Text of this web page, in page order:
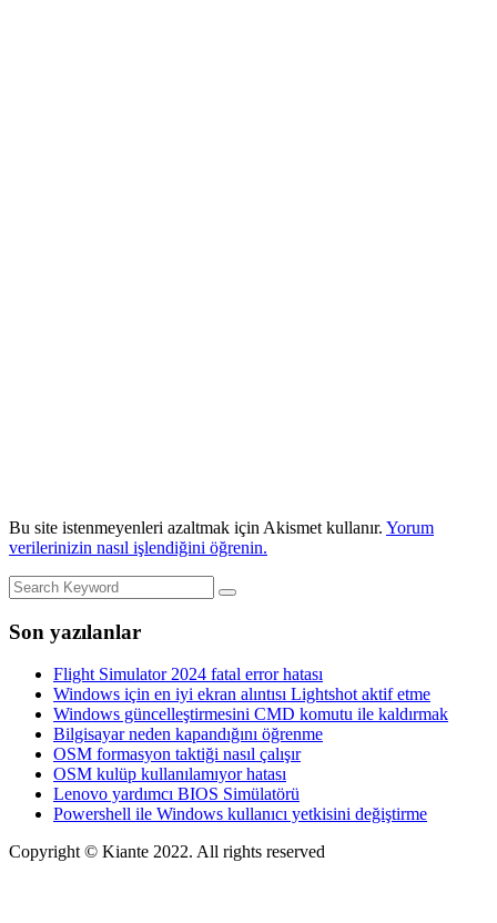
Bu site istenmeyenleri azaltmak için Akismet kullanır. Yorum
verilerinizin nasıl işlendiğini öğrenin.
Son yazılanlar
Flight Simulator 2024 fatal error hatası
Windows için en iyi ekran alıntısı Lightshot aktif etme
Windows güncelleştirmesini CMD komutu ile kaldırmak
Bilgisayar neden kapandığını öğrenme
OSM formasyon taktiği nasıl çalışır
OSM kulüp kullanılamıyor hatası
Lenovo yardımcı BIOS Simülatörü
Powershell ile Windows kullanıcı yetkisini değiştirme
Copyright © Kiante 2022. All rights reserved